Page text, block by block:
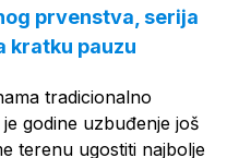
prvenstva, serija
kratku pauzu
tradicionalno
godine uzbuđenje još
terenu ugostiti najbolje